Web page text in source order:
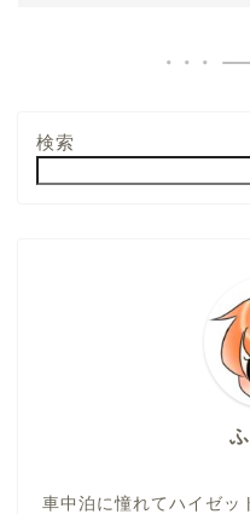
検索
車中泊に憧れてハイゼッ